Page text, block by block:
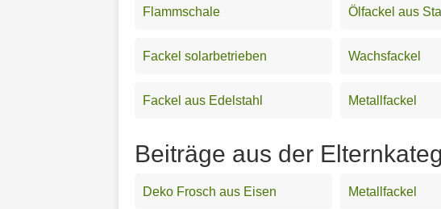
Flammschale Ölfackel aus
Fackel solarbetrieben Wachsfackel
Fackel aus Edelstahl Metallfackel
Beiträge aus der
Deko Frosch aus Eisen Metallfackel